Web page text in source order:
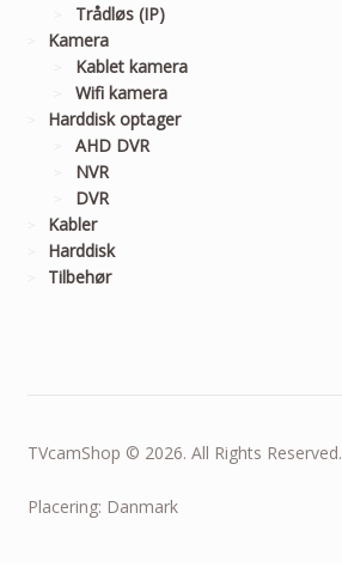
Trådløs (IP)
Kamera
Kablet kamera
Wifi kamera
Harddisk optager
AHD DVR
NVR
DVR
Kabler
Harddisk
Tilbehør
TVcamShop © 2026. All Rights Reserved.
Placering: Danmark